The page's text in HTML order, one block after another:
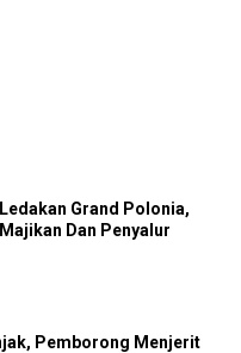
Grand Polonia,
Dan Penyalur
Pemborong Menjerit